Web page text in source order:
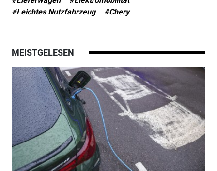
#Leichtes Nutzfahrzeug
#Chery
MEISTGELESEN